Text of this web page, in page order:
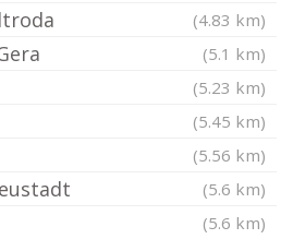
(4.83 km)
(5.1 km)
(5.23 km)
(5.45 km)
(5.56 km)
(5.6 km)
(5.6 km)